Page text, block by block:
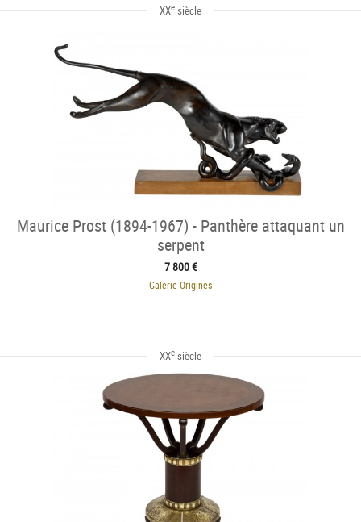
XXe siècle
Maurice Prost (1894-1967) - Panthère attaquant un
serpent
7 800 €
Galerie Origines
XXe siècle